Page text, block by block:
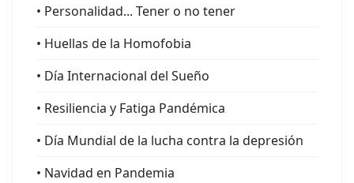
• Personalidad... Tener o no tener
• Huellas de la Homofobia
• Día Internacional del Sueño
• Resiliencia y Fatiga Pandémica
• Día Mundial de la lucha contra la depresión
• Navidad en Pandemia